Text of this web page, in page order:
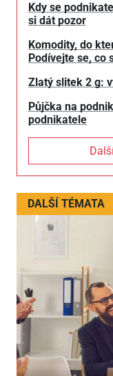
Kdy se
si dát pozor
Komodity, do
Podívejte se, co
Zlatý slitek 2 g:
Půjčka na
podnikatele
DALŠÍ TÉMATA